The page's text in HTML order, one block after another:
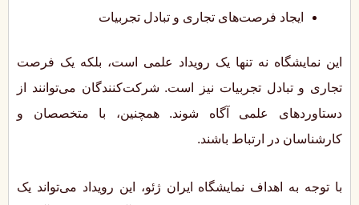
ایجاد فرصت‌های تجاری و تبادل تجربیات
این نمایشگاه نه تنها یک رویداد علمی است، بلکه یک فرصت
تجاری و تبادل تجربیات نیز است. شرکت‌کنندگان می‌توانند از
دستاوردهای علمی آگاه شوند. همچنین، با متخصصان و
کارشناسان در ارتباط باشند.
با توجه به اهداف نمایشگاه ایران ژئو، این رویداد می‌تواند یک